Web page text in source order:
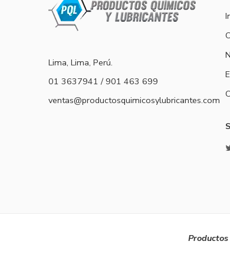
Lima, Lima, Perú.
01 3637941 / 901 463 699
ventas@productosquimicosylubricantes.com